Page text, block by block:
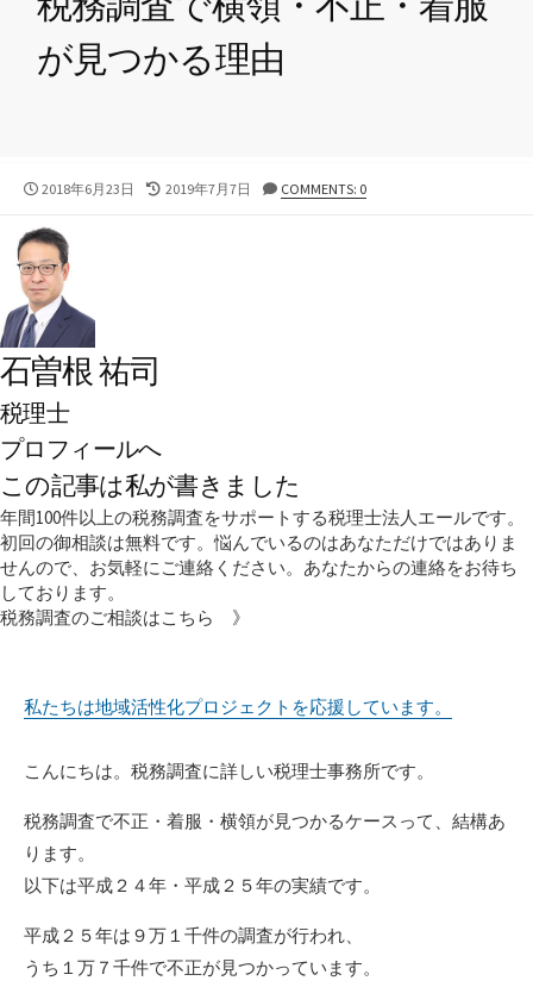
が見つかる理由
公
日
2018年6月23日
最
2019年7月7日 COMMENTS: 0
石曽根 祐司
税理士
プロフィールへ
この記事は私が書きました
年間100件以上の税務調査をサポートする税理士法人エールです。
初回の御相談は無料です。悩んでいるのはあなただけではありま
せんので、お気軽にご連絡ください。あなたからの連絡をお待ち
しております。
税務調査のご相談はこちら 》
私たちは地域活性化プロジェクトを応援しています。
こんにちは。税務調査に詳しい税理士事務所です。
税務調査で不正・着服・横領が見つかるケースって、結構あ
ります。
以下は平成２４年・平成２５年の実績です。
平成２５年は９万１千件の調査が行われ、
うち１万７千件で不正が見つかっています。